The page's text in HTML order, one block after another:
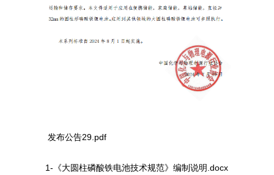
发布公告29.pdf
1-《大圆柱磷酸铁电池技术规范》编制说明.docx